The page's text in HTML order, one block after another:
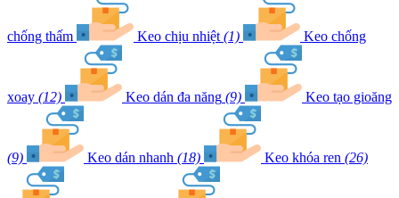
chống thấm Keo chịu nhiệt (1) Keo chống
xoay (12) Keo dán đa năng (9) Keo tạo gioăng
(9) Keo dán nhanh (18) Keo khóa ren (26)